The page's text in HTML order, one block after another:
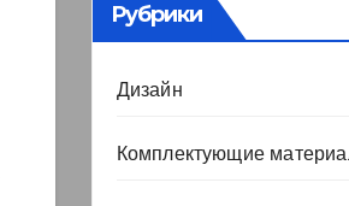
Рубрики
Дизайн
Комплектующие